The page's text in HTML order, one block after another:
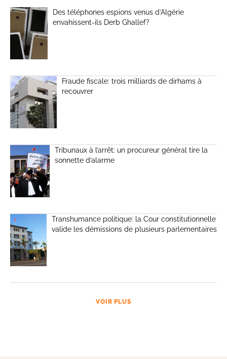
Des téléphones espions venus d’Algérie
envahissent-ils Derb Ghallef?
Fraude fiscale: trois milliards de dirhams à
recouvrer
Tribunaux à l’arrêt: un procureur général tire la
sonnette d’alarme
Transhumance politique: la Cour constitutionnelle
valide les démissions de plusieurs parlementaires
VOIR PLUS